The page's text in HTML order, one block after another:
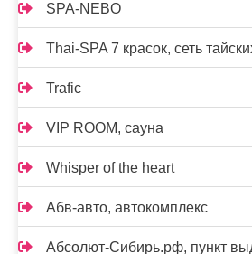
SPA-NEBO
Thai-SPA 7 красок, сеть
Trafic
VIP ROOM, сауна
Whisper of the heart
Абв-авто, автокомплекс
Абсолют-Сибирь.рф, пункт